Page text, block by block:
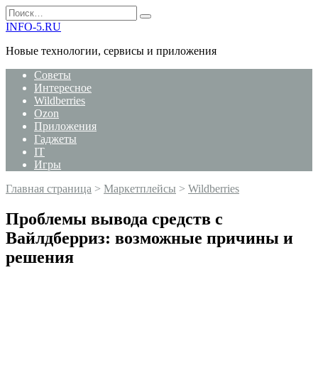
Перейти
к
Search
for:
INFO-5.RU
Новые технологии, сервисы и приложения
Советы
Интересное
Wildberries
Ozon
Приложения
Гаджеты
IT
Игры
Главная страница > Маркетплейсы > Wildberries
Проблемы вывода средств с
Вайлдберриз: возможные причины и
решения